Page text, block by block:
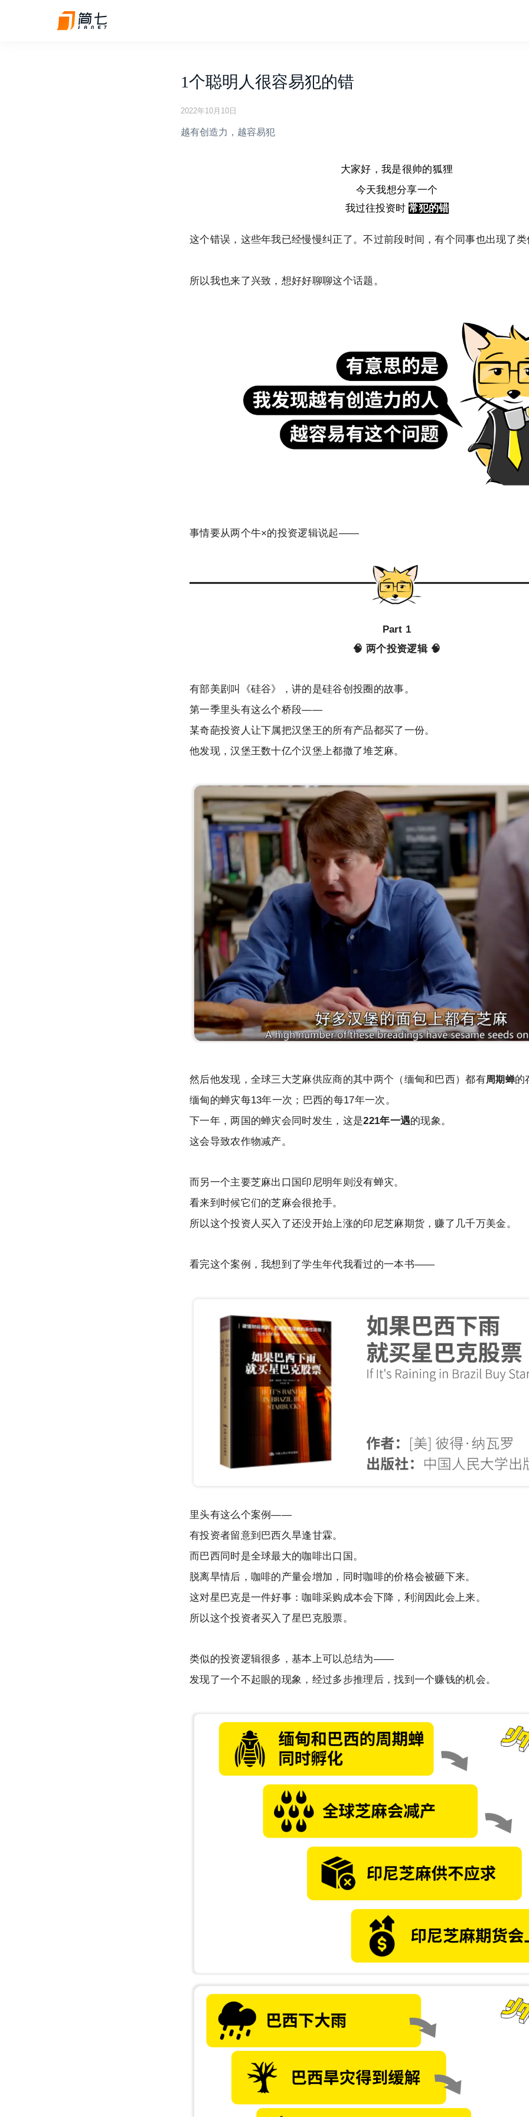
1个聪明人很容易犯的错
2022年10月10日
越有创造力，越容易犯
大家好，我是很帅的狐狸
今天我想分享一个
我过往投资时 常犯的错
这个错误，这些年我已经慢慢纠正了。不过前段时间，有个同事也出现了
所以我也来了兴致，想好好聊聊这个话题。
事情要从两个牛×的投资逻辑说起——
Part 1
🧠 两个投资逻辑 🧠
有部美剧叫《硅谷》，讲的是硅谷创投圈的故事。
第一季里头有这么个桥段——
某奇葩投资人让下属把汉堡王的所有产品都买了一份。
他发现，汉堡王数十亿个汉堡上都撒了堆芝麻。
然后他发现，全球三大芝麻供应商的其中两个（缅甸和巴西）都有周期蝉的
缅甸的蝉灾每13年一次；巴西的每17年一次。
下一年，两国的蝉灾会同时发生，这是221年一遇的现象。
这会导致农作物减产。
而另一个主要芝麻出口国印尼明年则没有蝉灾。
看来到时候它们的芝麻会很抢手。
所以这个投资人买入了还没开始上涨的印尼芝麻期货，赚了几千万美金。
看完这个案例，我想到了学生年代我看过的一本书——
里头有这么个案例——
有投资者留意到巴西久旱逢甘霖。
而巴西同时是全球最大的咖啡出口国。
脱离旱情后，咖啡的产量会增加，同时咖啡的价格会被砸下来。
这对星巴克是一件好事：咖啡采购成本会下降，利润因此会上来。
所以这个投资者买入了星巴克股票。
类似的投资逻辑很多，基本上可以总结为——
发现了一个不起眼的现象，经过多步推理后，找到一个赚钱的机会。